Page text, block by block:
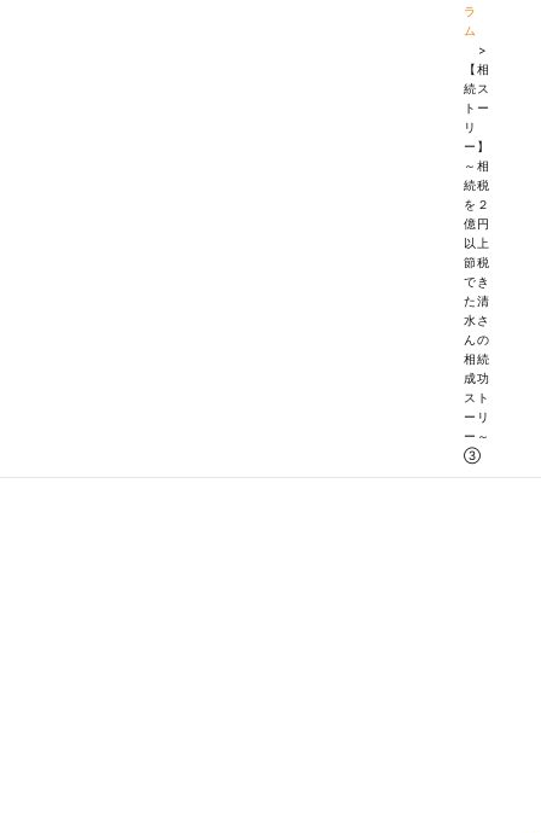
ラ
ム
>
【相
続ス
トー
リ
ー】
～相
続税
を２
億円
以上
節税
でき
た清
水さ
んの
相続
成功
スト
ーリ
ー～
③